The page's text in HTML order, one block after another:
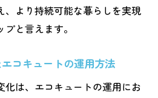
、より持続可能な暮らしを実現
と言えます。
コキュートの運用方法
化は、エコキュートの運用にお